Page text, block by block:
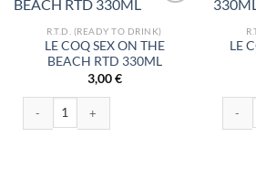
R.T.D. (READY TO DRINK)
LE COQ SEX ON THE
BEACH RTD 330ML
3,00€
LE COQ SEX ON THE BEACH RTD 330ML
LE
LE